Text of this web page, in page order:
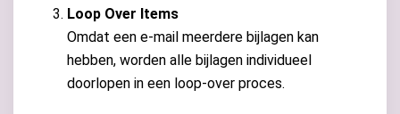
Loop Over Items
Omdat een e-mail meerdere bijlagen kan
hebben, worden alle bijlagen individueel
doorlopen in een loop-over proces.